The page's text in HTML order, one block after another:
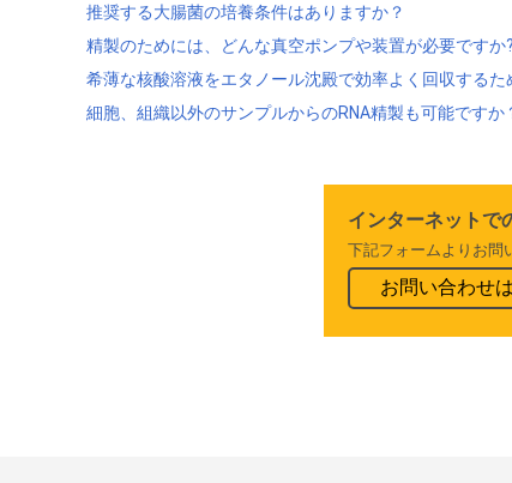
推奨する大腸菌の培養条件はありますか？
精製のためには、どんな真空ポンプや装置が必要ですか?
希薄な核酸溶液をエタノール沈殿で効率よく回収する
細胞、組織以外のサンプルからのRNA精製も可能ですか
インターネットで
下記フォームよりお問
お問い合わせ